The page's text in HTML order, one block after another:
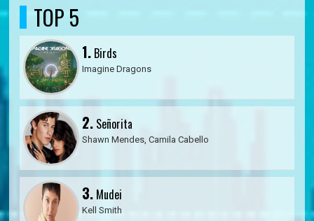
TOP 5
1. Birds
Imagine Dragons
2. Señorita
Shawn Mendes, Camila Cabello
3. Mudei
Kell Smith